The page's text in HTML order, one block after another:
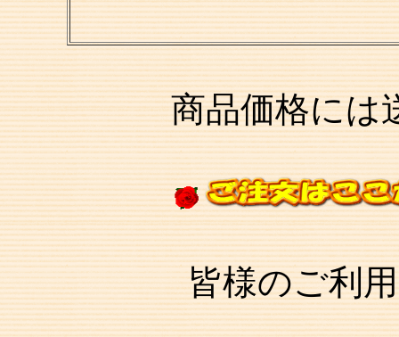
商品価格には送
皆様のご利用をお